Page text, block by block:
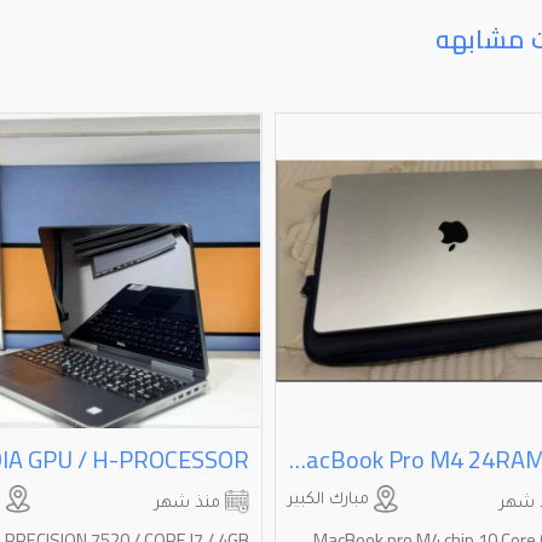
مشابهه
MacBook Pro M4 24RAM 1TB
مبارك الكبير شهر منذ شهر